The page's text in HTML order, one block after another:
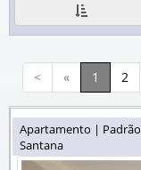
< « 1 2
Apartamento | Padrão
Santana